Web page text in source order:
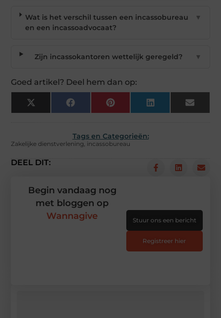
Wat is het verschil tussen een incassobureau
en een incassoadvocaat?
▼
Zijn incassokantoren wettelijk geregeld? ▼
Goed artikel? Deel hem dan op:
X
(Twitter)
Facebook Pinterest LinkedIn Email
Tags en Categorieën:
Zakelijke dienstverlening, incassobureau
DEEL DIT:
Begin vandaag nog
met bloggen op
Wannagive
Stuur ons een bericht
Registreer hier